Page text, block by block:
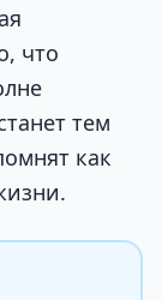
что
тем
как